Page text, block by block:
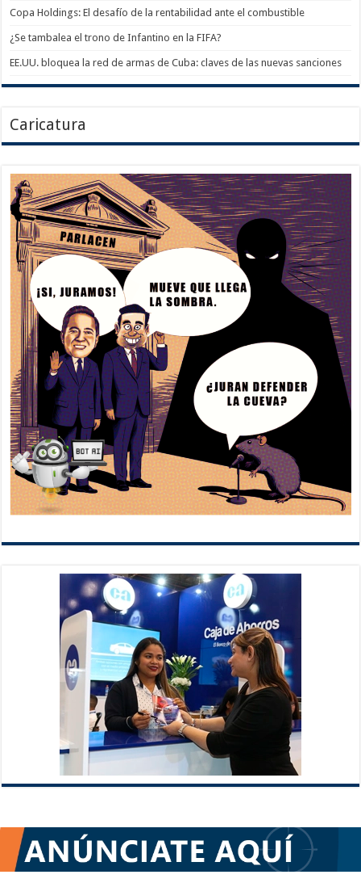
Copa Holdings: El desafío de la rentabilidad ante el combustible
¿Se tambalea el trono de Infantino en la FIFA?
EE.UU. bloquea la red de armas de Cuba: claves de las nuevas sanciones
Caricatura